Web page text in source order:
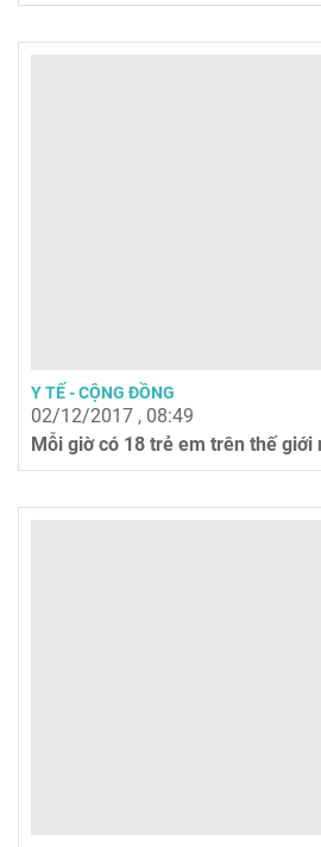
Y TẾ - CỘNG ĐỒNG
02/12/2017 , 08:49
Mỗi giờ có 18 trẻ em trên thế giới